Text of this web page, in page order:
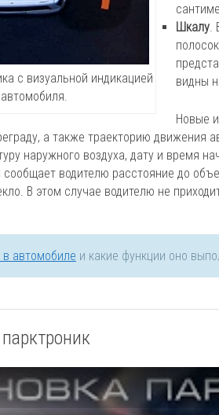
с визуальной индикацией
Шкалу.
видны
Новые
а также траекторию движения
наружного воздуха, дату и время
водителю расстояние до
В этом случае водителю не
автомобиле и какие функции оно